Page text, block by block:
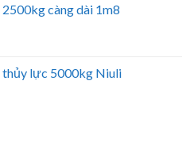
càng dài 1m8
thủy lực 5000kg Niuli